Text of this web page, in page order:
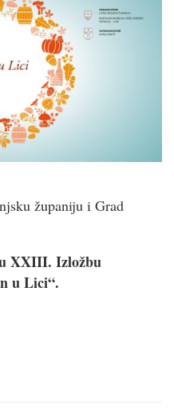
županiju i Grad
XXIII. Izložbu
u Lici“.